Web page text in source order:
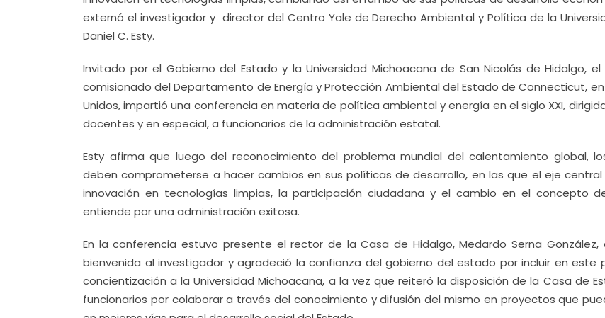
externó el investigador y director del Centro Yale de Derecho Ambiental y Política de la
Daniel C. Esty.
Invitado por el Gobierno del Estado y la Universidad Michoacana de San Nicolás de Hidalgo,
comisionado del Departamento de Energía y Protección Ambiental del Estado de Connecticut,
Unidos, impartió una conferencia en materia de política ambiental y energía en el siglo XXI,
docentes y en especial, a funcionarios de la administración estatal.
Esty afirma que luego del reconocimiento del problema mundial del calentamiento global,
deben comprometerse a hacer cambios en sus políticas de desarrollo, en las que el eje
innovación en tecnologías limpias, la participación ciudadana y el cambio en el concepto
entiende por una administración exitosa.
En la conferencia estuvo presente el rector de la Casa de Hidalgo, Medardo Serna González,
bienvenida al investigador y agradeció la confianza del gobierno del estado por incluir en este
concientización a la Universidad Michoacana, a la vez que reiteró la disposición de la Casa de
funcionarios por colaborar a través del conocimiento y difusión del mismo en proyectos que